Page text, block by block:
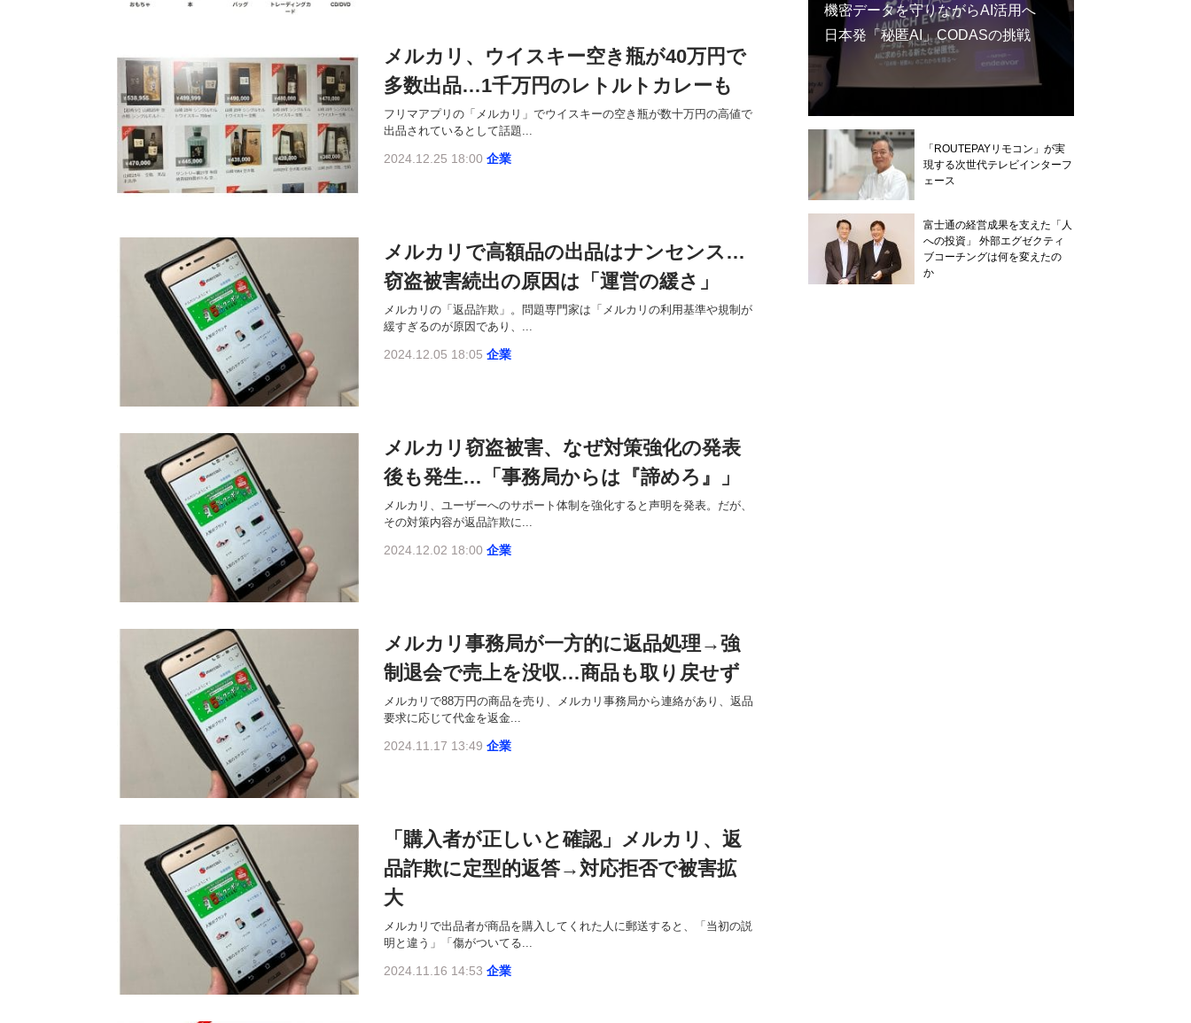
メルカリ、ウイスキー空き瓶が40万円で
多数出品…1千万円のレトルトカレーも
フリマアプリの「メルカリ」でウイスキーの空き瓶が数十万円の高値で
出品されているとして話題...
2024.12.25 18:00 企業
メルカリで高額品の出品はナンセンス…
窃盗被害続出の原因は「運営の緩さ」
メルカリの「返品詐欺」。問題専門家は「メルカリの利用基準や規制が
緩すぎるのが原因であり、...
2024.12.05 18:05 企業
メルカリ窃盗被害、なぜ対策強化の発表
後も発生…「事務局からは『諦めろ』」
メルカリ、ユーザーへのサポート体制を強化すると声明を発表。だが、
その対策内容が返品詐欺に...
2024.12.02 18:00 企業
メルカリ事務局が一方的に返品処理→強
制退会で売上を没収…商品も取り戻せず
メルカリで88万円の商品を売り、メルカリ事務局から連絡があり、返品
要求に応じて代金を返金...
2024.11.17 13:49 企業
「購入者が正しいと確認」メルカリ、返
品詐欺に定型的返答→対応拒否で被害拡
大
メルカリで出品者が商品を購入してくれた人に郵送すると、「当初の説
明と違う」「傷がついてる...
2024.11.16 14:53 企業
機密データを守りながらAI活用へ
日本発「秘匿AI」CODASの挑戦
「ROUTEPAYリモコン」が実
現する次世代テレビインターフ
ェース
富士通の経営成果を支えた「人
への投資」 外部エグゼクティ
ブコーチングは何を変えたの
か